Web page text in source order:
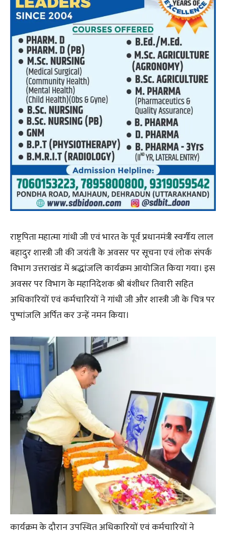
राष्ट्रपिता महात्मा गांधी जी एवं भारत के पूर्व प्रधानमंत्री स्वर्गीय लाल
बहादुर शास्त्री जी की जयंती के अवसर पर सूचना एवं लोक संपर्क
विभाग उत्तराखंड में श्रद्धांजलि कार्यक्रम आयोजित किया गया। इस
अवसर पर विभाग के महानिदेशक श्री बंशीधर तिवारी सहित
अधिकारियों एवं कर्मचारियों ने गांधी जी और शास्त्री जी के चित्र पर
पुष्पांजलि अर्पित कर उन्हें नमन किया।
कार्यक्रम के दौरान उपस्थित अधिकारियों एवं कर्मचारियों ने